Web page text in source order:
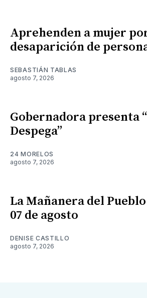
Aprehenden a mujer
desaparición de
SEBASTIÁN TABLAS
agosto 7, 2026
Gobernadora presenta
Despega”
24 MORELOS
agosto 7, 2026
La Mañanera del Pueblo
07 de agosto
DENISE CASTILLO
agosto 7, 2026